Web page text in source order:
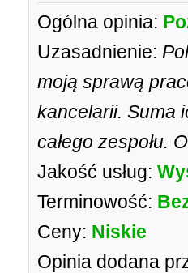
Ogólna opinia:
Uzasadnienie:
moją sprawą
kancelarii. Suma
całego zespołu.
Jakość usług:
Terminowość:
Ceny: Niskie
Opinia dodana